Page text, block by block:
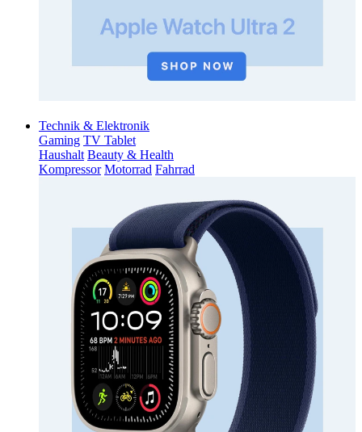
Technik & Elektronik
Gaming TV Tablet
Haushalt Beauty & Health
Kompressor Motorrad Fahrrad